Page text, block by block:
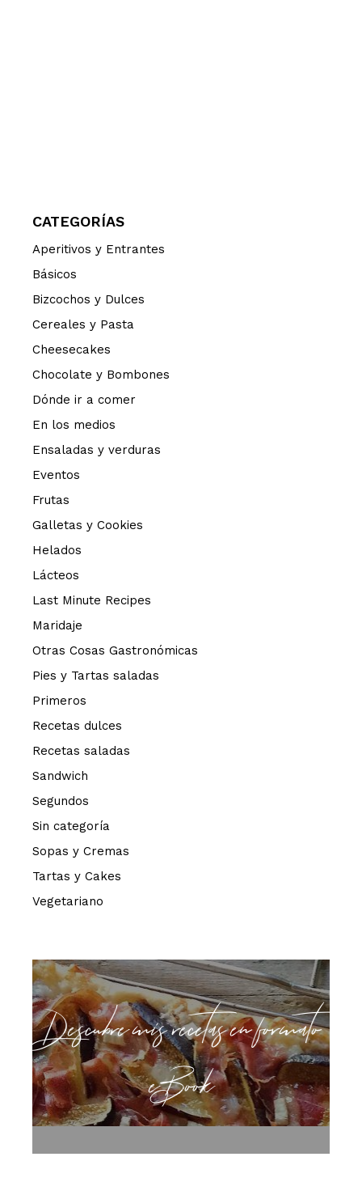
CATEGORÍAS
Aperitivos y Entrantes
Básicos
Bizcochos y Dulces
Cereales y Pasta
Cheesecakes
Chocolate y Bombones
Dónde ir a comer
En los medios
Ensaladas y verduras
Eventos
Frutas
Galletas y Cookies
Helados
Lácteos
Last Minute Recipes
Maridaje
Otras Cosas Gastronómicas
Pies y Tartas saladas
Primeros
Recetas dulces
Recetas saladas
Sandwich
Segundos
Sin categoría
Sopas y Cremas
Tartas y Cakes
Vegetariano
Descubre mis recetas en formato
eBook